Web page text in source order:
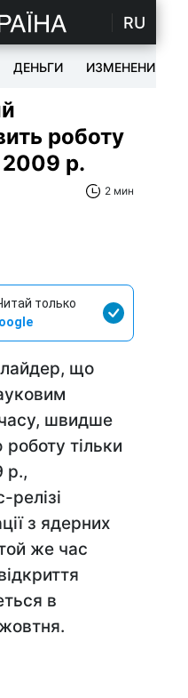
RU
ДЕНЬГИ ИЗМЕНЕНИЯ
роботу
2009 р.
2 мин
только
що
швидше
тільки
р.,
релізі
з ядерних
же час
в